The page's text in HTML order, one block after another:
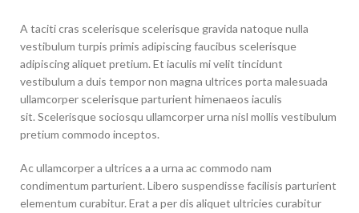
A taciti cras scelerisque scelerisque gravida natoque nulla
vestibulum turpis primis adipiscing faucibus scelerisque
adipiscing aliquet pretium. Et iaculis mi velit tincidunt
vestibulum a duis tempor non magna ultrices porta malesuada
ullamcorper scelerisque parturient himenaeos iaculis
sit. Scelerisque sociosqu ullamcorper urna nisl mollis vestibulum
pretium commodo inceptos.
Ac ullamcorper a ultrices a a urna ac commodo nam
condimentum parturient. Libero suspendisse facilisis parturient
elementum curabitur. Erat a per dis aliquet ultricies curabitur